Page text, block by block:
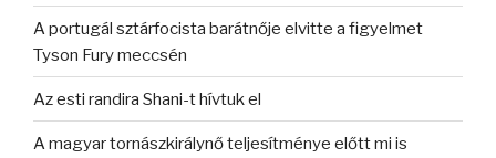
A portugál sztárfocista barátnője elvitte a figyelmet
Tyson Fury meccsén
Az esti randira Shani-t hívtuk el
A magyar tornászkirálynő teljesítménye előtt mi is